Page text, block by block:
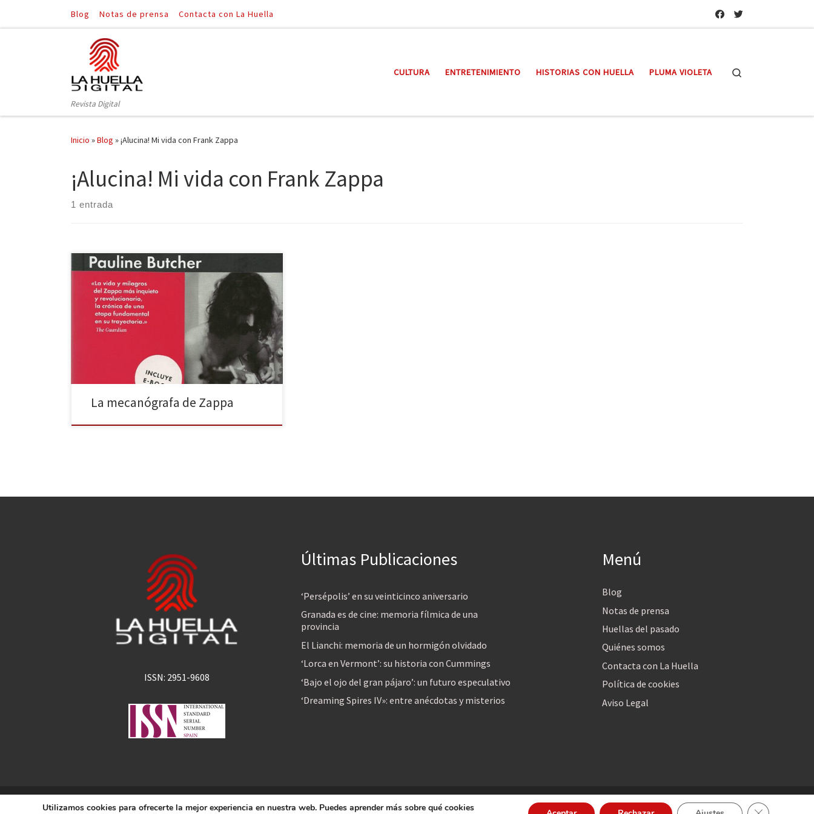
Saltar al contenido
Blog Notas de prensa Contacta con La Huella
Revista Digital
CULTURA ENTRETENIMIENTO HISTORIAS CON HUELLA PLUMA VIOLETA
Inicio »Blog »¡Alucina! Mi vida con Frank Zappa
¡Alucina! Mi vida con Frank Zappa
1 entrada
Pauline Butcher no sabía quién era Frank Zappa en
1967. A decir verdad, no sabía mucho de música y
menos aún de rock and roll. Era una chica londinense
de 21 años que trabajaba como mecanógrafa y que
tuvo la suerte de que el músico estadounidense
necesitara de sus servicios […]
La mecanógrafa de Zappa
ISSN: 2951-9608
Últimas Publicaciones
‘Persépolis’ en su veinticinco aniversario
Granada es de cine: memoria fílmica de una
provincia
El Lianchi: memoria de un hormigón olvidado
‘Lorca en Vermont’: su historia con Cummings
‘Bajo el ojo del gran pájaro’: un futuro especulativo
‘Dreaming Spires IV»: entre anécdotas y misterios
Menú
Blog
Notas de prensa
Huellas del pasado
Quiénes somos
Contacta con La Huella
Política de cookies
Aviso Legal
© 2026La Huella Digital– Todos los derechos reservados
Utilizamos cookies para ofrecerte la mejor experiencia en nuestra web. Puedes aprender más sobre qué cookies
Cerrar el